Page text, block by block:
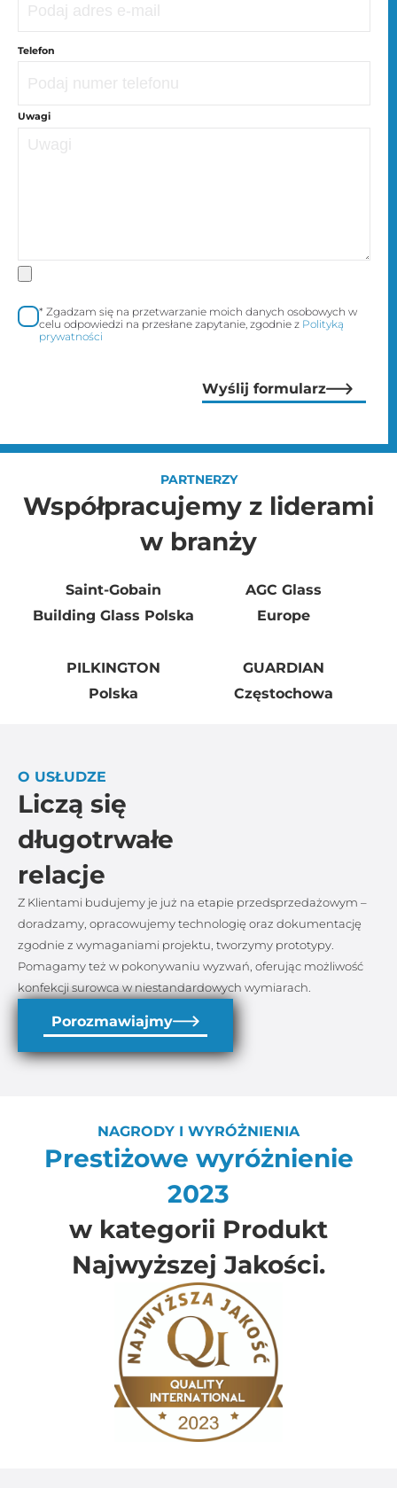
Telefon
Uwagi
* Zgadzam się na przetwarzanie moich danych osobowych w
celu odpowiedzi na przesłane zapytanie, zgodnie z Polityką
prywatności
Wyślij formularz
PARTNERZY
Współpracujemy z liderami
w branży
Saint-Gobain
Building Glass Polska
AGC Glass
Europe
PILKINGTON
Polska
GUARDIAN
Częstochowa
O USŁUDZE
Liczą się
długotrwałe
relacje
Z Klientami budujemy je już na etapie przedsprzedażowym –
doradzamy, opracowujemy technologię oraz dokumentację
zgodnie z wymaganiami projektu, tworzymy prototypy.
Pomagamy też w pokonywaniu wyzwań, oferując możliwość
konfekcji surowca w niestandardowych wymiarach.
Porozmawiajmy
NAGRODY I WYRÓŻNIENIA
Prestiżowe wyróżnienie
2023
w kategorii Produkt
Najwyższej Jakości.